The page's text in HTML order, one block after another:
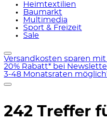
Heimtextilien
Baumarkt
Multimedia
Sport & Freizeit
Sale
Versandkosten sparen mit
20% Rabatt* bei
3-48 Monatsraten
242 Treffer